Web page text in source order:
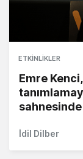
ETKINLIKLER
Emre
sahnesinde
İdil Dilber